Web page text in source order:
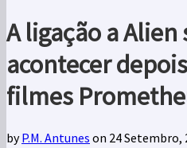
A ligação a Alien
acontecer
filmes
byP.M. Antunes on 24 Setembro,